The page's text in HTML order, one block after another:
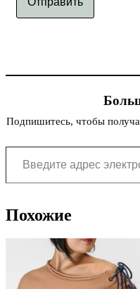
Подпишитесь, чтобы
Введите адрес электронной почты…
Похожие